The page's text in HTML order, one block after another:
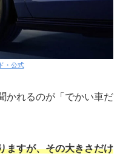
・公式
かれるのが「でかい車だ
ますが、その大きさだけ